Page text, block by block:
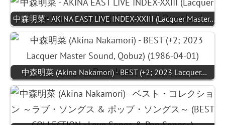
中森明菜 - AKINA EAST LIVE INDEX-XXIII (Lacquer Master…
中森明菜 (Akina Nakamori) - BEST (+2; 2023 Lacquer…